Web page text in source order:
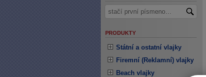
PRODUKTY
Státní a ostatní vlajky
Firemní (Reklamní) vlajky
Beach vlajky